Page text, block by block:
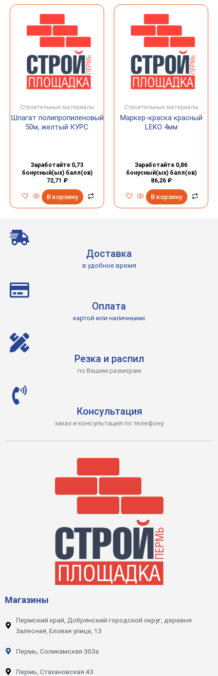
Строительные материалы
Шпагат полипропиленовый
50м, желтый КУРС
Заработайте 0,73
бонусный(ых) балл(ов)
72,71 ₽
В корзину
Строительные материалы
Маркер-краска красный
LEKO 4мм
Заработайте 0,86
бонусный(ых) балл(ов)
86,26 ₽
В корзину
Доставка
в удобное время
Оплата
картой или наличными
Резка и распил
по Вашим размерам
Консультация
заказ и консультация по телефону
Магазины
Пермский край, Добрянский городской округ, деревня
Залесная, Еловая улица, 13
Пермь, Соликамская 303а
Пермь, Стахановская 43